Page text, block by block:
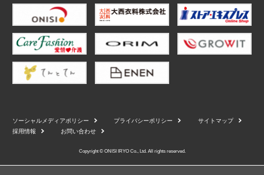
ソーシャルメディアポリシー プライバシーポリシー
サイトマップ
採用情報
お問い合わせ
Copyright © ONISI IRYO Co., Ltd. All rights reserved.